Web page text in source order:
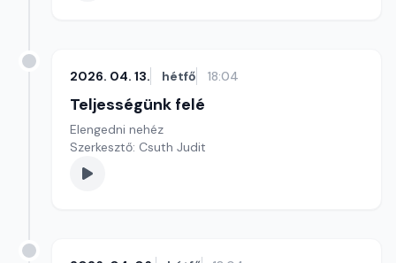
2026. 04. 13. hétfő 18:04
Teljességünk felé
Elengedni nehéz
Szerkesztő: Csuth Judit